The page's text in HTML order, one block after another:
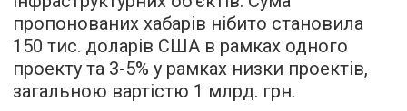
пропонованих хабарів нібито становила
150 тис. доларів США в рамках одного
проекту та 3-5% у рамках низки проектів,
загальною вартістю 1 млрд. грн.